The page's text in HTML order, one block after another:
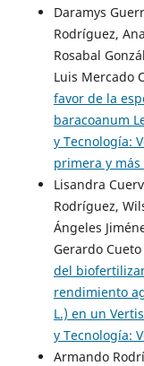
Daramys
Rodríguez,
Rosabal
Luis Mercado
favor de la
baracoanum
y Tecnología:
primera y
Lisandra
Rodríguez,
Ángeles
Gerardo
del
rendimiento
L.) en un
y Tecnología:
Armando